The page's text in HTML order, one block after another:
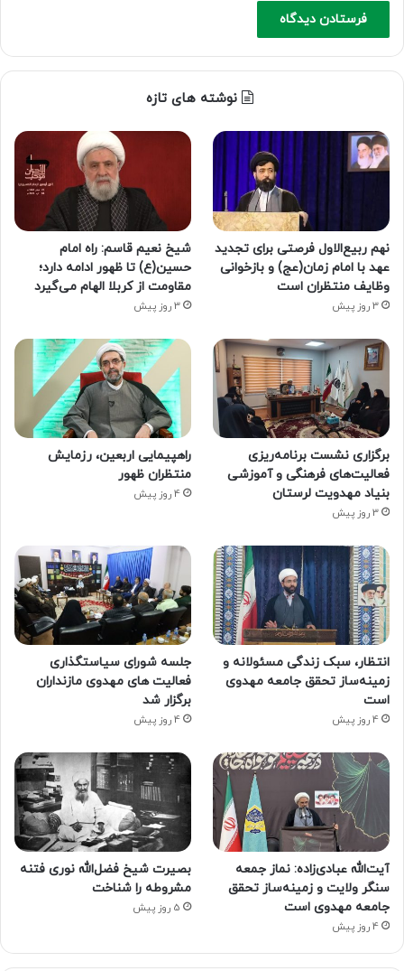
نوشته های تازه
نهم ربیع‌الاول فرصتی برای تجدید
عهد با امام زمان(عج) و بازخوانی
وظایف منتظران است
3 روز پیش
شیخ نعیم قاسم: راه امام
حسین(ع) تا ظهور ادامه دارد؛
مقاومت از کربلا الهام می‌گیرد
3 روز پیش
برگزاری نشست برنامه‌ریزی
فعالیت‌های فرهنگی و آموزشی
بنیاد مهدویت لرستان
3 روز پیش
راهپیمایی اربعین، رزمایش
منتظران ظهور
4 روز پیش
انتظار، سبک زندگی مسئولانه و
زمینه‌ساز تحقق جامعه مهدوی
است
4 روز پیش
جلسه شورای سیاستگذاری
فعالیت های مهدوی مازنداران
برگزار شد
4 روز پیش
آیت‌الله عبادی‌زاده: نماز جمعه
سنگر ولایت و زمینه‌ساز تحقق
جامعه مهدوی است
4 روز پیش
بصیرت شیخ فضل‌الله نوری فتنه
مشروطه را شناخت
5 روز پیش